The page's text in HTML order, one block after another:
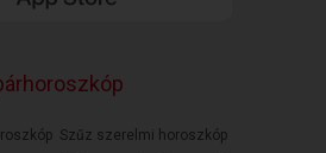
Szűz szerelmi horoszkóp